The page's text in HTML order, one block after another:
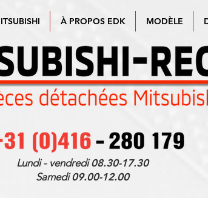
À PROPOS EDK MODÈLE
Lundi - vendredi08.30-17.30
Samedi09.00-12.00